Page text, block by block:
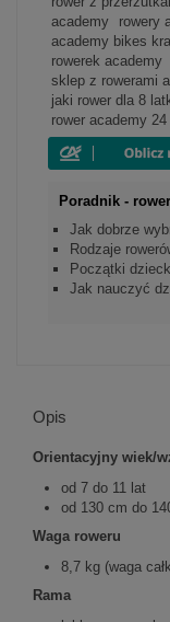
academy
rowery
academy bikes
rowerek academy
sklep z rowerami
jaki rower dla 8
rower academy
Poradnik -
Jak dobrze
Rodzaje
Początki
Jak nauczyć
Opis
Orientacyjny wiek/
od 7 do 11 lat
od 130 cm do
Waga roweru
8,7 kg (waga
Rama